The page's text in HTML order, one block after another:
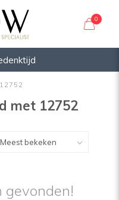
0
12752
met 12752
gevonden!